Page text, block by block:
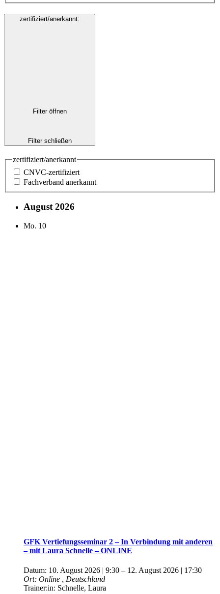
zertifiziert/anerkannt:
Filter öffnen
Filter schließen
zertifiziert/anerkannt
CNVC-zertifiziert
Fachverband anerkannt
August 2026
Mo. 10
GFK Vertiefungsseminar 2 – In Verbindung mit anderen
– mit Laura Schnelle – ONLINE
Datum: 10. August 2026 | 9:30 – 12. August 2026 | 17:30
Ort: Online
, Deutschland
Trainer:in: Schnelle, Laura